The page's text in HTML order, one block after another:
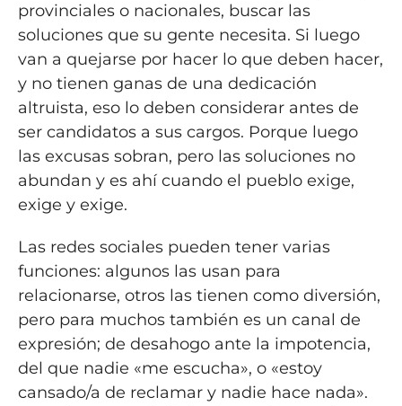
provinciales o nacionales, buscar las
soluciones que su gente necesita. Si luego
van a quejarse por hacer lo que deben hacer,
y no tienen ganas de una dedicación
altruista, eso lo deben considerar antes de
ser candidatos a sus cargos. Porque luego
las excusas sobran, pero las soluciones no
abundan y es ahí cuando el pueblo exige,
exige y exige.
Las redes sociales pueden tener varias
funciones: algunos las usan para
relacionarse, otros las tienen como diversión,
pero para muchos también es un canal de
expresión; de desahogo ante la impotencia,
del que nadie «me escucha», o «estoy
cansado/a de reclamar y nadie hace nada».